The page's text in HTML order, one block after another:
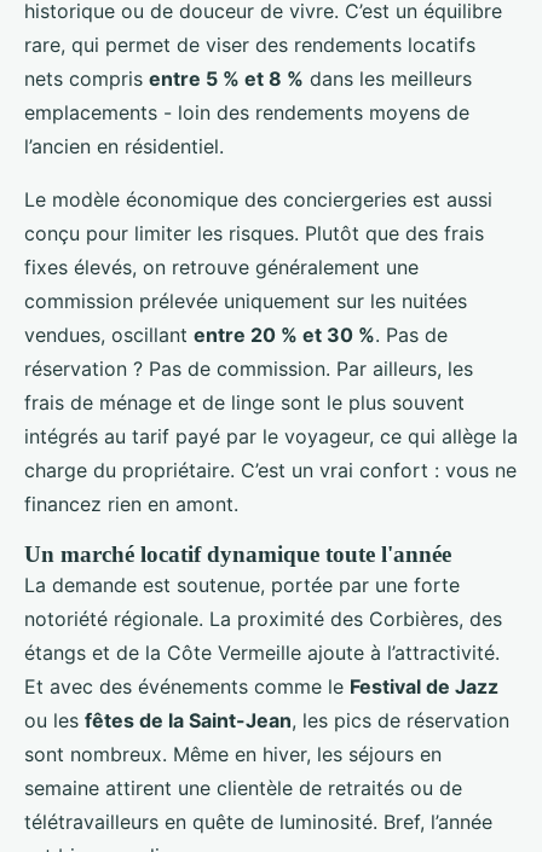
historique ou de douceur de vivre. C’est un équilibre
rare, qui permet de viser des rendements locatifs
nets compris entre 5 % et 8 % dans les meilleurs
emplacements - loin des rendements moyens de
l’ancien en résidentiel.
Le modèle économique des conciergeries est aussi
conçu pour limiter les risques. Plutôt que des frais
fixes élevés, on retrouve généralement une
commission prélevée uniquement sur les nuitées
vendues, oscillant entre 20 % et 30 %. Pas de
réservation ? Pas de commission. Par ailleurs, les
frais de ménage et de linge sont le plus souvent
intégrés au tarif payé par le voyageur, ce qui allège la
charge du propriétaire. C’est un vrai confort : vous ne
financez rien en amont.
Un marché locatif dynamique toute l'année
La demande est soutenue, portée par une forte
notoriété régionale. La proximité des Corbières, des
étangs et de la Côte Vermeille ajoute à l’attractivité.
Et avec des événements comme le Festival de Jazz
ou les fêtes de la Saint-Jean, les pics de réservation
sont nombreux. Même en hiver, les séjours en
semaine attirent une clientèle de retraités ou de
télétravailleurs en quête de luminosité. Bref, l’année